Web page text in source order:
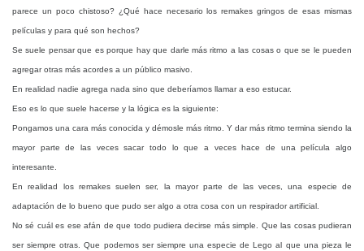
parece un poco chistoso? ¿Qué hace necesario los remakes gringos de esas mismas
películas y para qué son hechos?
Se suele pensar que es porque hay que darle más ritmo a las cosas o que se le pueden
agregar otras más acordes a un público masivo.
En realidad nadie agrega nada sino que deberíamos llamar a eso estucar.
Eso es lo que suele hacerse y la lógica es la siguiente:
Pongamos una cara más conocida y démosle más ritmo. Y dar más ritmo termina siendo la
mayor parte de las veces sacar todo lo que a veces hace de una película algo
interesante.
En realidad los remakes suelen ser, la mayor parte de las veces, una especie de
adaptación de lo bueno que pudo ser algo a otra cosa con un respirador artificial.
No sé cuál es ese afán de que todo pudiera decirse más simple. Que las cosas pudieran
ser siempre otras. Que podemos ser siempre una especie de Lego al que una pieza le